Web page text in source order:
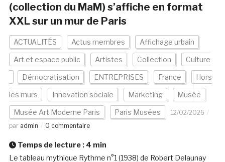
(collection du MaM) s’affiche en format
XXL sur un mur de Paris
ACTUALITÉS Actus membres Affichage urbain
Art et espace public Artistes Collection Culture
Démocratisation ENTREPRISES France Hors
les murs Innovation sociale Marketing Musée
Musée Art Moderne Paris Paris Musées
12/02/2026
par admin 0 commentaire
Temps de lecture : 4 min
Le tableau mythique Rythme n°1 (1938) de Robert Delaunay